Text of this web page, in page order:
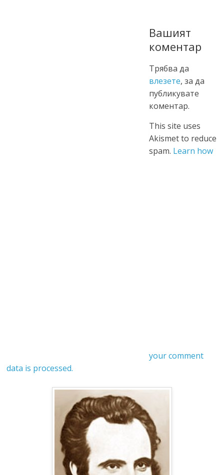
Вашият
коментар
Трябва да
влезете, за да
публикувате
коментар.
This site uses
Akismet to reduce
spam. Learn how
your comment
data is processed.